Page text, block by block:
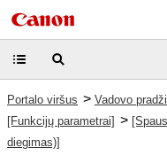
Portalo viršus > Vadovo
[Funkcijų parametrai] >
diegimas)]